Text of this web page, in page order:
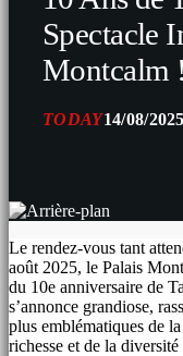
Spectacle
Montcalm !
TODAY14/08/2025
Le rendez-vous tant
août 2025, le Palais
du 10e anniversaire de
s’annonce grandiose,
plus emblématiques de
richesse et de la